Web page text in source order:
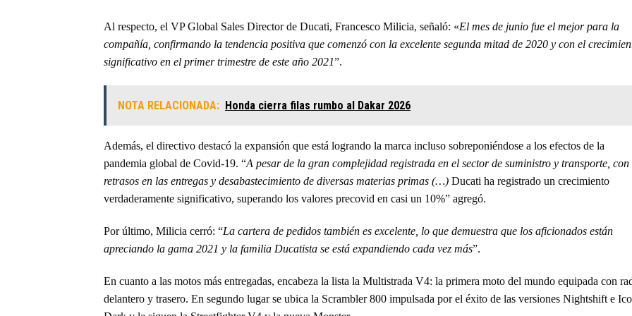
Al respecto, el VP Global Sales Director de Ducati, Francesco Milicia, señaló: «El mes de junio fue el mejor para la
compañía, confirmando la tendencia positiva que comenzó con la excelente segunda mitad de 2020 y con el
significativo en el primer trimestre de este año 2021”.
NOTA RELACIONADA: Honda cierra filas rumbo al Dakar 2026
Además, el directivo destacó la expansión que está logrando la marca incluso sobreponiéndose a los efectos de la
pandemia global de Covid-19. “A pesar de la gran complejidad registrada en el sector de suministro y transporte, con
retrasos en las entregas y desabastecimiento de diversas materias primas (…) Ducati ha registrado un crecimiento
verdaderamente significativo, superando los valores precovid en casi un 10%” agregó.
Por último, Milicia cerró: “La cartera de pedidos también es excelente, lo que demuestra que los aficionados están
apreciando la gama 2021 y la familia Ducatista se está expandiendo cada vez más”.
En cuanto a las motos más entregadas, encabeza la lista la Multistrada V4: la primera moto del mundo equipada con
delantero y trasero. En segundo lugar se ubica la Scrambler 800 impulsada por el éxito de las versiones Nightshift e